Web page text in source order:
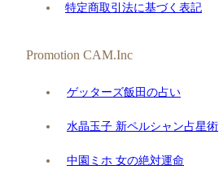
特定商取引法に基づく表記
Promotion CAM.Inc
ゲッターズ飯田の占い
水晶玉子 新ペルシャン占星術
中園ミホ 女の絶対運命